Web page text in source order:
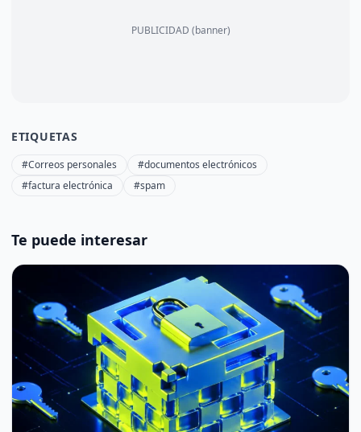
PUBLICIDAD (banner)
ETIQUETAS
#Correos personales
#documentos electrónicos
#factura electrónica
#spam
Te puede interesar